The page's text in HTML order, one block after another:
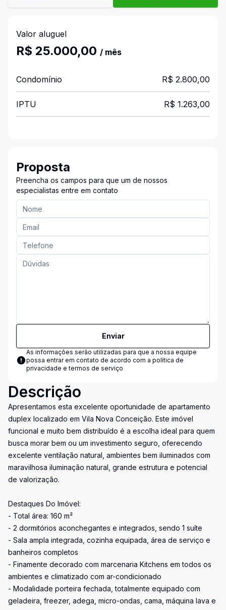
Valor aluguel
R$ 25.000,00 / mês
Condomínio R$ 2.800,00
IPTU R$ 1.263,00
Proposta
Preencha os campos para que um de nossos
especialistas entre em contato
Enviar
As informações serão utilizadas para que a nossa equipe
possa entrar em contato de acordo com a política de
privacidade e termos de serviço
Descrição
Apresentamos esta excelente oportunidade de apartamento
duplex localizado em Vila Nova Conceição. Este imóvel
funcional e muito bem distribuído é a escolha ideal para quem
busca morar bem ou um investimento seguro, oferecendo
excelente ventilação natural, ambientes bem iluminados com
maravilhosa iluminação natural, grande estrutura e potencial
de valorização.
Destaques Do Imóvel:
- Total área: 160 m²
- 2 dormitórios aconchegantes e integrados, sendo 1 suíte
- Sala ampla integrada, cozinha equipada, área de serviço e
banheiros completos
- Finamente decorado com marcenaria Kitchens em todos os
ambientes e climatizado com ar-condicionado
- Modalidade porteira fechada, totalmente equipado com
geladeira, freezer, adega, micro-ondas, cama, máquina lava e